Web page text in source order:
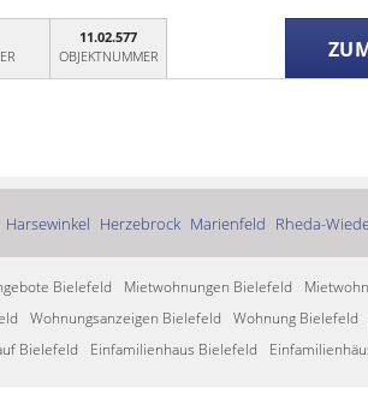
11.02.577
OBJEKTNUMMER
Harsewinkel Herzebrock Marienfeld Rheda-
Bielefeld Mietwohnungen Bielefeld
Wohnungsanzeigen Bielefeld Wohnung Bielefeld
Bielefeld Einfamilienhaus Bielefeld